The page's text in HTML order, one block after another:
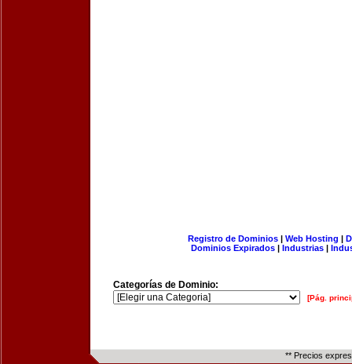
Registro de Dominios| Web Hosting |
Dominios Expirados | Industrias |
Categorías de Dominio:
[Pág.
** Precios